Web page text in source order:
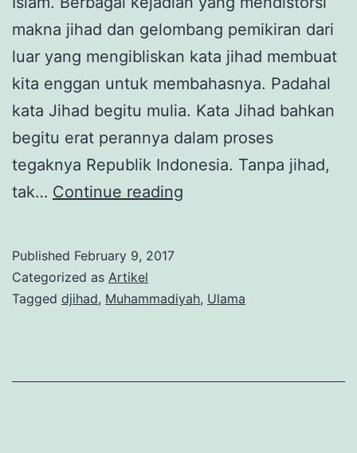
makna jihad dan gelombang pemikiran dari
luar yang mengibliskan kata jihad membuat
kita enggan untuk membahasnya. Padahal
kata Jihad begitu mulia. Kata Jihad bahkan
begitu erat perannya dalam proses
tegaknya Republik Indonesia. Tanpa jihad,
tak… Continue reading
Sutan
Published February 9, 2017
Categorized as Artikel
Tagged djihad, Muhammadiyah, Ulama